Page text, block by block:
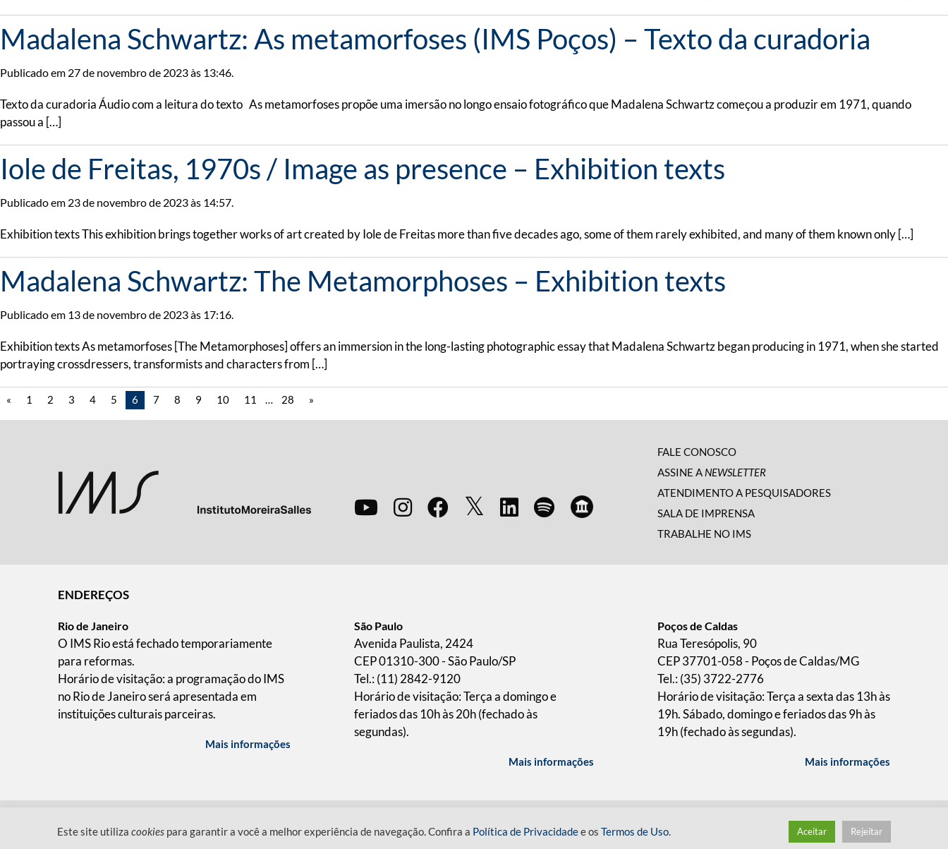
Madalena Schwartz: As metamorfoses (IMS Poços) – Texto da curadoria
Publicado em 27 de novembro de 2023 às 13:46.
Texto da curadoria Áudio com a leitura do texto As metamorfoses propõe uma imersão no longo ensaio fotográfico que Madalena Schwartz começou a produzir em 1971, quando
passou a […]
Iole de Freitas, 1970s / Image as presence – Exhibition texts
Publicado em 23 de novembro de 2023 às 14:57.
Exhibition texts This exhibition brings together works of art created by Iole de Freitas more than five decades ago, some of them rarely exhibited, and many of them known only […]
Madalena Schwartz: The Metamorphoses – Exhibition texts
Publicado em 13 de novembro de 2023 às 17:16.
Exhibition texts As metamorfoses [The Metamorphoses] offers an immersion in the long-lasting photographic essay that Madalena Schwartz began producing in 1971, when she started
portraying crossdressers, transformists and characters from […]
« 1 2 3 4 5 6 7 8 9 10 11 … 28 »
FALE CONOSCO
ASSINE A NEWSLETTER
ATENDIMENTO A PESQUISADORES
SALA DE IMPRENSA
TRABALHE NO IMS
ENDEREÇOS
Rio de Janeiro
O IMS Rio está fechado temporariamente
para reformas.
Horário de visitação: a programação do IMS
no Rio de Janeiro será apresentada em
instituições culturais parceiras.
Mais informações
São Paulo
Avenida Paulista, 2424
CEP 01310-300 - São Paulo/SP
Tel.: (11) 2842-9120
Horário de visitação: Terça a domingo e
feriados das 10h às 20h (fechado às
segundas).
Mais informações
Poços de Caldas
Rua Teresópolis, 90
CEP 37701-058 - Poços de Caldas/MG
Tel.: (35) 3722-2776
Horário de visitação: Terça a sexta das 13h às
19h. Sábado, domingo e feriados das 9h às
19h (fechado às segundas).
Mais informações
desenvolvido pelohacklab/
Este site utiliza cookiespara garantir a você a melhor experiência de navegação. Confira a Política de Privacidadee os Termos de Uso. Aceitar Rejeitar